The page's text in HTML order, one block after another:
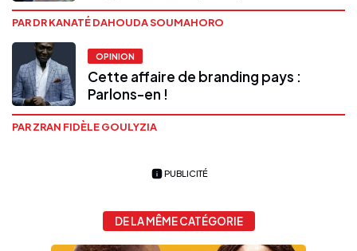
PAR DR KANATÉ DAHOUDA SOUMAHORO
OPINION
Cette affaire de branding pays :
Parlons-en !
PAR ZRAN FIDÈLE GOULYZIA
PUBLICITÉ
DE LA MÊME CATÉGORIE